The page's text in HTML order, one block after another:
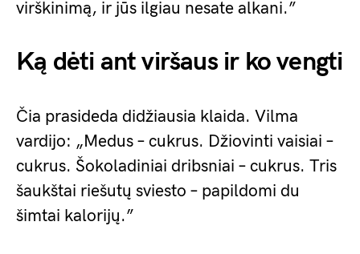
virškinimą, ir jūs ilgiau nesate alkani.”
Ką dėti ant viršaus ir ko vengti
Čia prasideda didžiausia klaida. Vilma
vardijo: „Medus – cukrus. Džiovinti vaisiai –
cukrus. Šokoladiniai dribsniai – cukrus. Tris
šaukštai riešutų sviesto – papildomi du
šimtai kalorijų.”